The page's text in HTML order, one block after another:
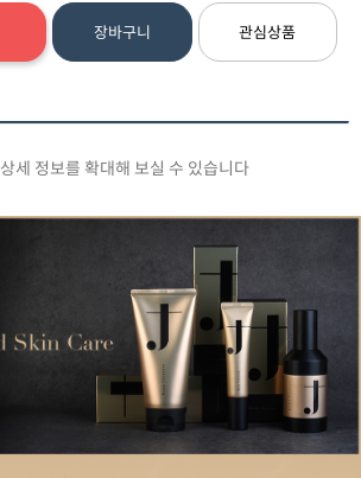
장바구니 관심상품
상세 정보를 확대해 보실 수 있습니다